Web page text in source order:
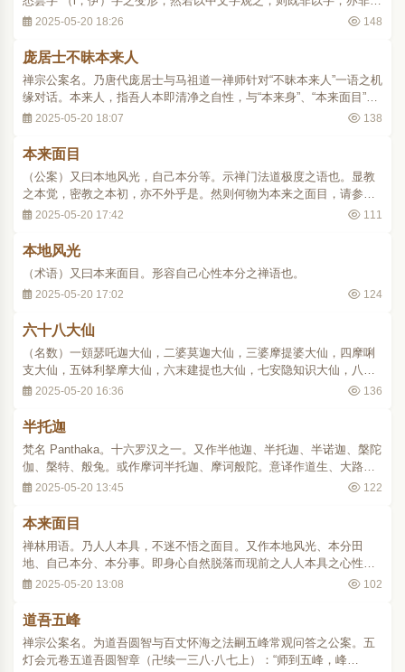
字。禅林乃据此转指以任何方式皆难以表达其本来面目之情形。
2025-05-20 18:26 148
庞居士不昧本来人
禅宗公案名。乃唐代庞居士与马祖道一禅师针对“不昧本来人”一语之机
缘对话。本来人，指吾人本即清净之自性，与“本来身”、“本来面目”同
义。联灯会要卷六（卍续一三六·二六二下）：“居士问马大师云：‘不
妙。’马祖直上觑，士作..
2025-05-20 18:07 138
本来面目
（公案）又曰本地风光，自己本分等。示禅门法道极度之语也。显教
之本觉，密教之本初，亦不外乎是。然则何物为本来之面目，请参
之。六祖坛经曰：能云：不思善，不思恶，正与么时，那个是明上座
2025-05-20 17:42 111
本地风光
（术语）又曰本来面目。形容自己心性本分之禅语也。
2025-05-20 17:02 124
六十八大仙
（名数）一頞瑟吒迦大仙，二婆莫迦大仙，三婆摩提婆大仙，四摩唎
支大仙，五钵利拏摩大仙，六末建提也大仙，七安隐知识大仙，八婆
斯瑟佗大仙，九跋弥迦大仙，十迦摄波大仙，十一老迦摄波大仙，十
大仙，十六有相分大仙，十七有慈大仙，十八..
2025-05-20 16:36 136
半托迦
梵名 Panthaka。十六罗汉之一。又作半他迦、半托迦、半诺迦、槃陀
伽、槃特、般兔。或作摩诃半托迦、摩诃般陀。意译作道生、大路边
生、大路。为中印度舍卫城婆罗门之子，即周利槃特之兄。长于书
闻佛陀说法出家，未久即证得阿罗汉果。其弟..
2025-05-20 13:45 122
本来面目
禅林用语。乃人人本具，不迷不悟之面目。又作本地风光、本分田
地、自己本分、本分事。即身心自然脱落而现前之人人本具之心性。
与显教之“本觉”、密教之“本初”意义相同。六祖坛经（大四八·三四九
目？’”［无门关第二十三则、正法眼藏..
2025-05-20 13:08 102
道吾五峰
禅宗公案名。为道吾圆智与百丈怀海之法嗣五峰常观问答之公案。五
灯会元卷五道吾圆智章（卍续一三八·八七上）：“师到五峰，峰